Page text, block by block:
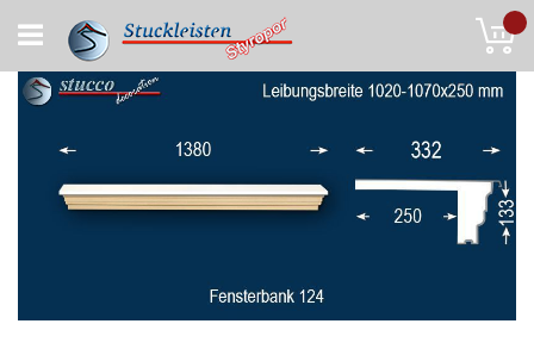
to
Content